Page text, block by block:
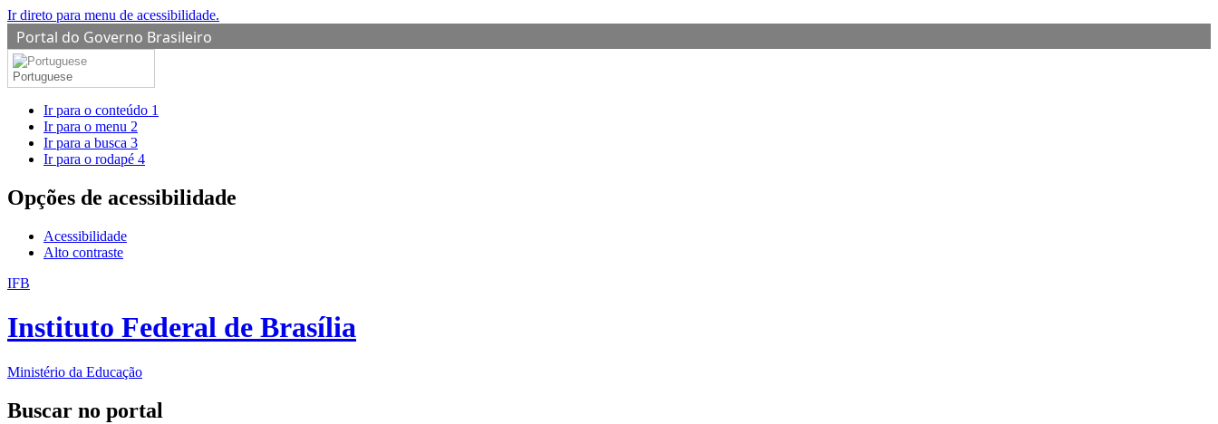
Ir direto para menu de acessibilidade.
Portal do Governo Brasileiro
Portuguese
Ir para o conteúdo 1
Ir para o menu 2
Ir para a busca 3
Ir para o rodapé 4
Opções de acessibilidade
Acessibilidade
Alto contraste
IFB
Instituto Federal de Brasília
Ministério da Educação
Buscar no portal